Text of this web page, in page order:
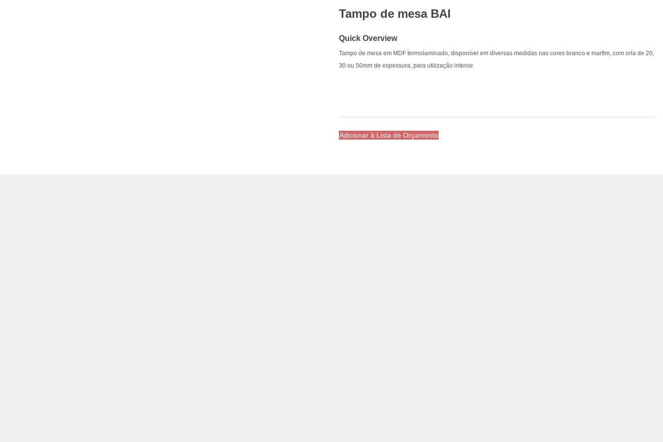
Tampo de mesa BAI
Quick Overview
Tampo de mesa em MDF termolaminado, disponível em diversas medidas nas cores branco e marfim, com orla de 20,
30 ou 50mm de espessura, para utilização interior.
Adicionar à Lista de Orçamento